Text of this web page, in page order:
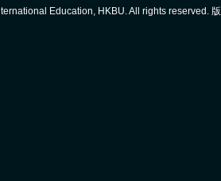
Education, HKBU. All rights reserved.